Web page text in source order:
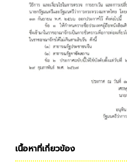
เนื้อหาที่เกี่ยวข้อง